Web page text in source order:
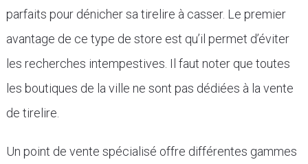
parfaits pour dénicher sa tirelire à casser. Le premier
avantage de ce type de store est qu’il permet d’éviter
les recherches intempestives. Il faut noter que toutes
les boutiques de la ville ne sont pas dédiées à la vente
de tirelire.
Un point de vente spécialisé offre différentes gammes